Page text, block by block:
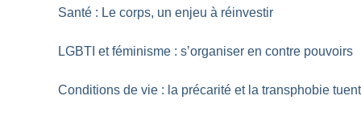
Santé : Le corps, un enjeu à réinvestir
LGBTI et féminisme : s’organiser en contre pouvoirs
Conditions de vie : la précarité et la transphobie tuent